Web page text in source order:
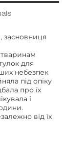
засновниця
для
небезпек
під опіку
про їх
і
від їх